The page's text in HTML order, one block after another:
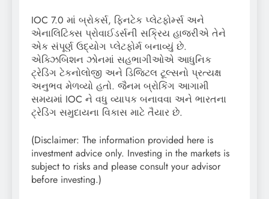
IOC 7.0 માં બ્રોકર્સ, ફિનટેક પ્લેટફોર્મ્સ અને
એનાલિટિક્સ પ્રોવાઈડર્સની સક્રિય હાજરીએ તેને
એક સંપૂર્ણ ઉદ્યોગ પ્લેટફોર્મ બનાવ્યું છે.
એક્ઝિબિશન ઝોનમાં સહભાગીઓએ આધુનિક
ટ્રેડિંગ ટેકનોલોજી અને ડિજિટલ ટૂલ્સનો પ્રત્યક્ષ
અનુભવ મેળવ્યો હતો. જૈનમ બ્રોકિંગ આગામી
સમયમાં IOC ને વધુ વ્યાપક બનાવવા અને ભારતના
ટ્રેડિંગ સમુદાયના વિકાસ માટે તૈયાર છે.
(Disclaimer: The information provided here is
investment advice only. Investing in the markets is
subject to risks and please consult your advisor
before investing.)